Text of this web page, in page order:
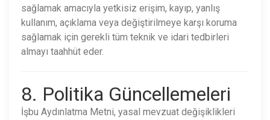
sağlamak amacıyla yetkisiz erişim, kayıp, yanlış
kullanım, açıklama veya değiştirilmeye karşı koruma
sağlamak için gerekli tüm teknik ve idari tedbirleri
almayı taahhüt eder.
8. Politika Güncellemeleri
İşbu Aydınlatma Metni, yasal mevzuat değişiklikleri